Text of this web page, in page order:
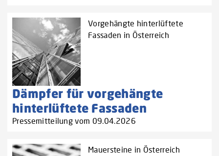
Vorgehängte hinterlüftete
Fassaden in Österreich
Dämpfer für vorgehängte
hinterlüftete Fassaden
Pressemitteilung vom 09.04.2026
Mauersteine in Österreich